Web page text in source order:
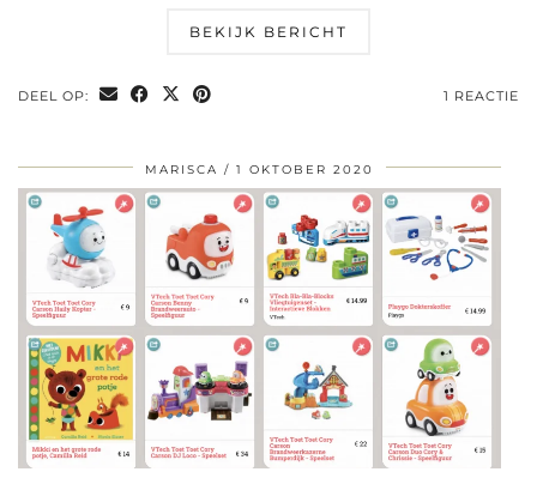
BEKIJK BERICHT
DEEL OP: 1 REACTIE
MARISCA 1 OKTOBER 2020